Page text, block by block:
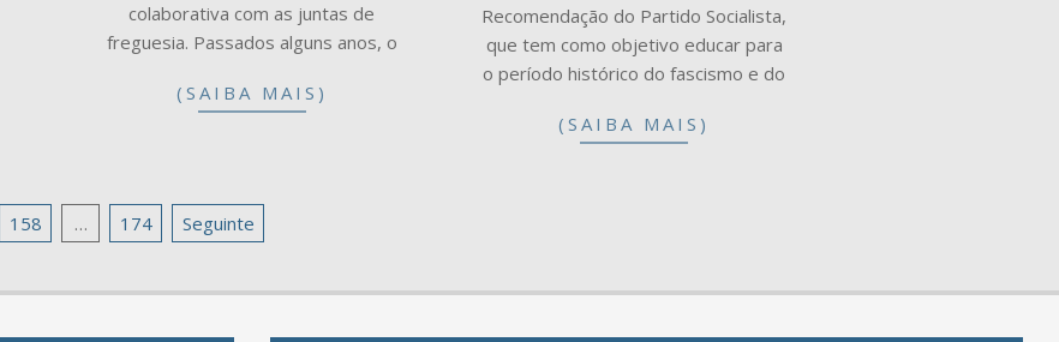
colaborativa com as juntas de
freguesia. Passados alguns anos, o
(SAIBA MAIS)
Recomendação do Partido Socialista,
que tem como objetivo educar para
o período histórico do fascismo e do
(SAIBA MAIS)
158 … 174 Seguinte